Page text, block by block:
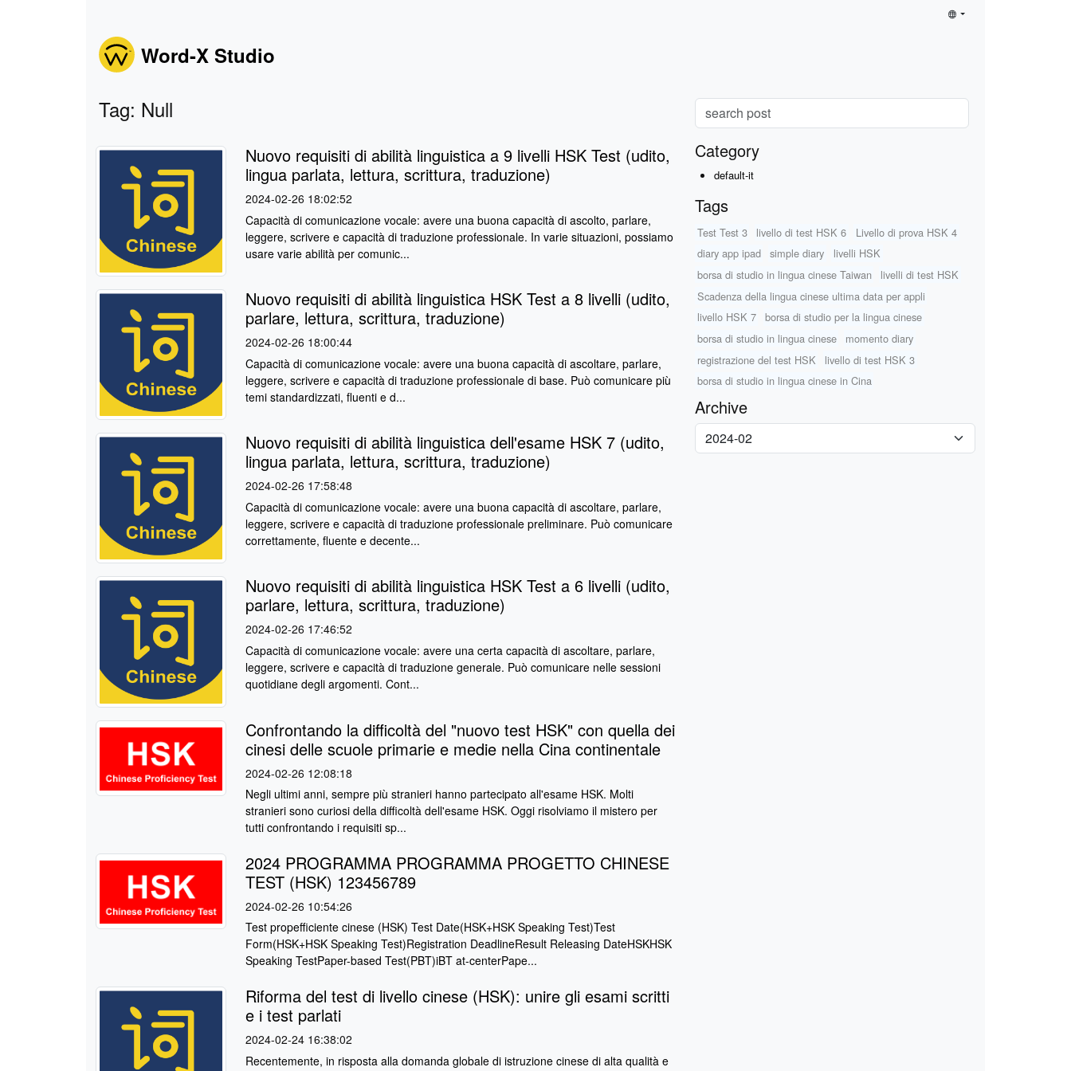
Word-X Studio
Tag: Null
Nuovo requisiti di abilità linguistica a 9 livelli HSK Test (udito,
lingua parlata, lettura, scrittura, traduzione)
2024-02-26 18:02:52
Capacità di comunicazione vocale: avere una buona capacità di ascolto, parlare,
leggere, scrivere e capacità di traduzione professionale. In varie situazioni, possiamo
usare varie abilità per comunic...
Nuovo requisiti di abilità linguistica HSK Test a 8 livelli (udito,
parlare, lettura, scrittura, traduzione)
2024-02-26 18:00:44
Capacità di comunicazione vocale: avere una buona capacità di ascoltare, parlare,
leggere, scrivere e capacità di traduzione professionale di base. Può comunicare più
temi standardizzati, fluenti e d...
Nuovo requisiti di abilità linguistica dell'esame HSK 7 (udito,
lingua parlata, lettura, scrittura, traduzione)
2024-02-26 17:58:48
Capacità di comunicazione vocale: avere una buona capacità di ascoltare, parlare,
leggere, scrivere e capacità di traduzione professionale preliminare. Può comunicare
correttamente, fluente e decente...
Nuovo requisiti di abilità linguistica HSK Test a 6 livelli (udito,
parlare, lettura, scrittura, traduzione)
2024-02-26 17:46:52
Capacità di comunicazione vocale: avere una certa capacità di ascoltare, parlare,
leggere, scrivere e capacità di traduzione generale. Può comunicare nelle sessioni
quotidiane degli argomenti. Cont...
Confrontando la difficoltà del "nuovo test HSK" con quella dei
cinesi delle scuole primarie e medie nella Cina continentale
2024-02-26 12:08:18
Negli ultimi anni, sempre più stranieri hanno partecipato all'esame HSK. Molti
stranieri sono curiosi della difficoltà dell'esame HSK. Oggi risolviamo il mistero per
tutti confrontando i requisiti sp...
2024 PROGRAMMA PROGRAMMA PROGETTO CHINESE
TEST (HSK) 123456789
2024-02-26 10:54:26
Test propefficiente cinese (HSK) Test Date(HSK+HSK Speaking Test)Test
Form(HSK+HSK Speaking Test)Registration DeadlineResult Releasing DateHSKHSK
Speaking TestPaper-based Test(PBT)iBT at-centerPape...
Riforma del test di livello cinese (HSK): unire gli esami scritti
e i test parlati
2024-02-24 16:38:02
Recentemente, in risposta alla domanda globale di istruzione cinese di alta qualità e
Category
default-it
Tags
Test Test 3 livello di test HSK 6
Livello di prova HSK 4
diary app ipad
simple diary
livelli HSK
borsa di studio in lingua cinese Taiwan
livelli di test HSK
Scadenza della lingua cinese ultima data per appli
livello HSK 7
borsa di studio per la lingua cinese
borsa di studio in lingua cinese
momento diary
registrazione del test HSK
livello di test HSK 3
borsa di studio in lingua cinese in Cina
Archive